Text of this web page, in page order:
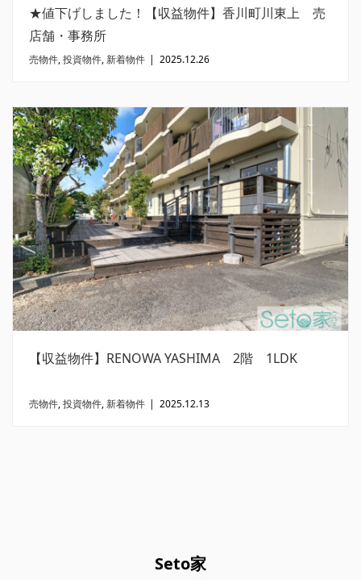
★値下げしました！【収益物件】香川町川東上 売
店舗・事務所
売物件,投資物件,新着物件 | 2025.12.26
【収益物件】RENOWA YASHIMA 2階 1LDK
売物件,投資物件,新着物件 | 2025.12.13
Seto家